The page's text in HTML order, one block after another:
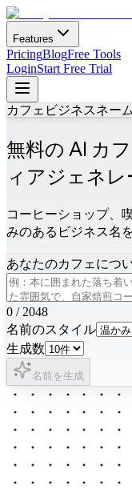
Features
PricingBlogFree Tools
LoginStart Free Trial
カフェビジネスネー
無料の AI カ
ィアジェネレ
コーヒーショップ、
みのあるビジネス名
あなたのカフェにつ
0 / 2048
名前のスタイル
生成数
名前を生成